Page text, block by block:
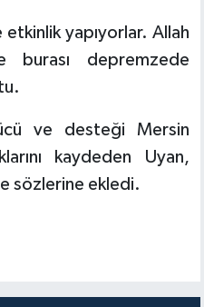
yapıyorlar. Allah
depremzede
ve desteği Mersin
kaydeden Uyan,
sözlerine ekledi.